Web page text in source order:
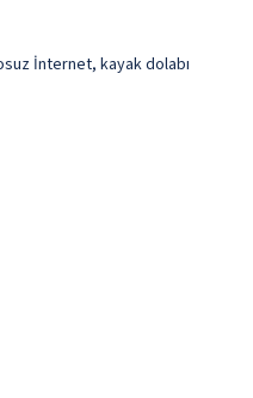
İnternet, kayak dolabı